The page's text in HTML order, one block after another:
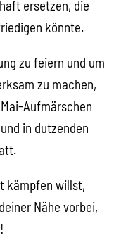
ersetzen, die
könnte.
zu feiern und um
zu machen,
Aufmärschen
in dutzenden
kämpfen willst,
Nähe vorbei,
!